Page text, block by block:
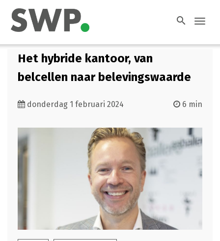
search
Het hybride kantoor, van
belcellen naar belevingswaarde
donderdag 1 februari 2024 6 min